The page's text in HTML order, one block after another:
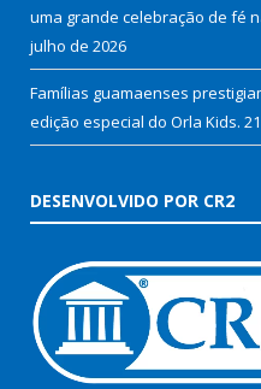
uma grande celebração de fé
julho de 2026
Famílias guamaenses
edição especial do Orla Kids.
DESENVOLVIDO POR CR2